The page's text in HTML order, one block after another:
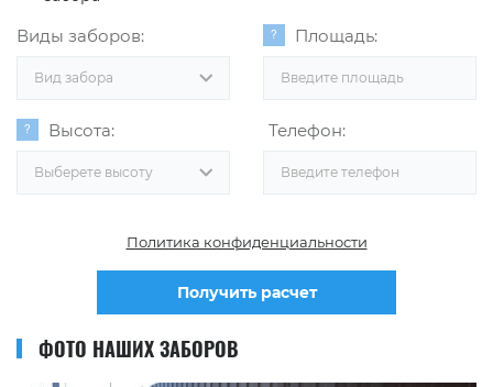
Виды заборов:
Вид забора
Площадь:
Высота:
Выберете высоту
Телефон:
Политика конфиденциальности
Получить расчет
ФОТО НАШИХ ЗАБОРОВ